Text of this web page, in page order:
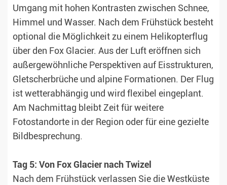
Umgang mit hohen Kontrasten zwischen Schnee,
Himmel und Wasser. Nach dem Frühstück besteht
optional die Möglichkeit zu einem Helikopterflug
über den Fox Glacier. Aus der Luft eröffnen sich
außergewöhnliche Perspektiven auf Eisstrukturen,
Gletscherbrüche und alpine Formationen. Der Flug
ist wetterabhängig und wird flexibel eingeplant.
Am Nachmittag bleibt Zeit für weitere
Fotostandorte in der Region oder für eine gezielte
Bildbesprechung.
Tag 5: Von Fox Glacier nach Twizel
Nach dem Frühstück verlassen Sie die Westküste